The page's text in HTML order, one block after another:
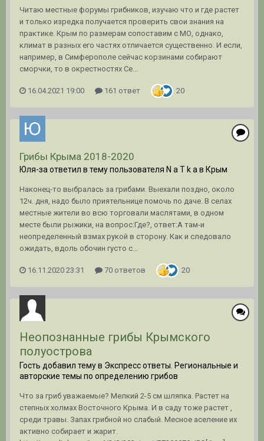
Читаю местные форумы грибников, изучаю что и где растет
и только изредка получается проверить свои знания на
практике. Крым по размерам сопоставим с МО, однако,
климат в разных его частях отличается существенно. И если,
например, в Симферополе сейчас корзинами собирают
сморчки, то в окрестностях Се...
16.04.2021 19:00 161 ответ 20
Грибы Крыма 2018-2020
Юля-за ответил в тему пользователя N a T k a в Крым
Наконец-то выбралась за грибами. Выехали поздно, около
12ч. дня, надо было приятельнице помочь по даче. В селах
местные жители во всю торговали маслятами, в одном
месте были рыжики, на вопрос:Где?, ответ:А там-и
неопределенный взмах рукой в сторону. Как и следовало
ожидать, вдоль обочин густо с...
16.11.2020 23:31 70 ответов 20
Неопознанные грибы Крымского
полуострова
Гость добавил тему в Экспресс ответы. Региональные и
авторские темы по определению грибов
Что за гриб уважаемые? Мелкий 2-5 см шляпка. Растет на
степных холмах Восточного Крыма. И в саду тоже растет ,
среди травы. Запах грибной но слабый. Месное аселение их
активно собирает и жарит.